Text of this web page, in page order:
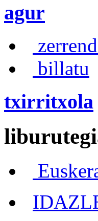
agur
billatu
txirritxola